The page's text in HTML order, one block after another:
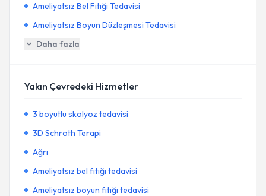
Ameliyatsız Bel Fıtığı Tedavisi
Ameliyatsız Boyun Düzleşmesi Tedavisi
Daha fazla
Yakın Çevredeki Hizmetler
3 boyutlu skolyoz tedavisi
3D Schroth Terapi
Ağrı
Ameliyatsız bel fıtığı tedavisi
Ameliyatsız boyun fıtığı tedavisi